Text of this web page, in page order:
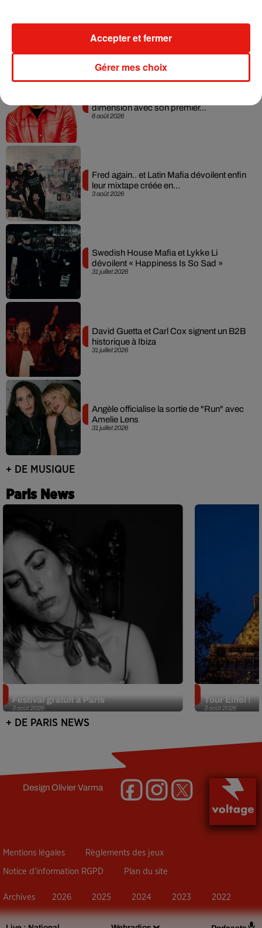
7 août 2026
6 août 2026
dimension avec son premier...
3 août 2026
Fred again.. et Latin Mafia dévoilent enfin
leur mixtape créée en...
31 juillet 2026
Swedish House Mafia et Lykke Li
dévoilent « Happiness Is So Sad »
31 juillet 2026
David Guetta et Carl Cox signent un B2B
historique à Ibiza
31 juillet 2026
Angèle officialise la sortie de "Run" avec
Amelie Lens
+ DE MUSIQUE
Paris News
3 août 2026
Festival gratuit à Paris
3 août 2026
Tour Eiffel !
+ DE PARIS NEWS
DesignOlivier Varma
Mentions légales Règlements des jeux
Notice d’information RGPD Plan du site
Archives 2026 2025 2024 2023 2022
Gérer mes choix
Accepter et fermer